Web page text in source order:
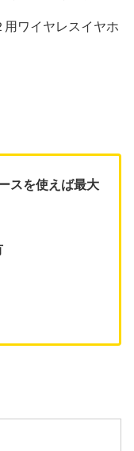
ワイヤレスイヤホ
スを使えば最大